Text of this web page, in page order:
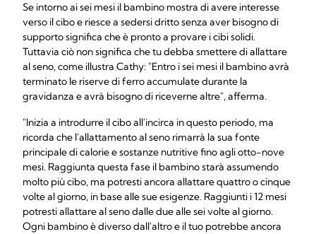
Se intorno ai sei mesi il bambino mostra di avere interesse
verso il cibo e riesce a sedersi dritto senza aver bisogno di
supporto significa che è pronto a provare i cibi solidi.
Tuttavia ciò non significa che tu debba smettere di allattare
al seno, come illustra Cathy: "Entro i sei mesi il bambino avrà
terminato le riserve di ferro accumulate durante la
gravidanza e avrà bisogno di riceverne altre", afferma.
"Inizia a introdurre il cibo all'incirca in questo periodo, ma
ricorda che l'allattamento al seno rimarrà la sua fonte
principale di calorie e sostanze nutritive fino agli otto-nove
mesi. Raggiunta questa fase il bambino starà assumendo
molto più cibo, ma potresti ancora allattare quattro o cinque
volte al giorno, in base alle sue esigenze. Raggiunti i 12 mesi
potresti allattare al seno dalle due alle sei volte al giorno.
Ogni bambino è diverso dall'altro e il tuo potrebbe ancora